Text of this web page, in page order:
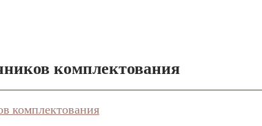
комплектования
комплектования